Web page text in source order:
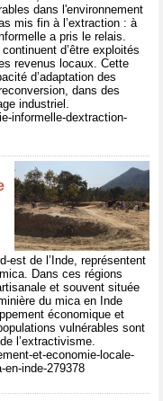
dans l'environnement
mis fin à l’extraction : à
a pris le relais.
d’être exploités
revenus locaux. Cette
d’adaptation des
dans des
industriel.
informelle-dextraction-
est de l’Inde, représentent
Dans ces régions
et souvent située
du mica en Inde
économique et
vulnérables sont
l’extractivisme.
et-economie-locale-
inde-279378